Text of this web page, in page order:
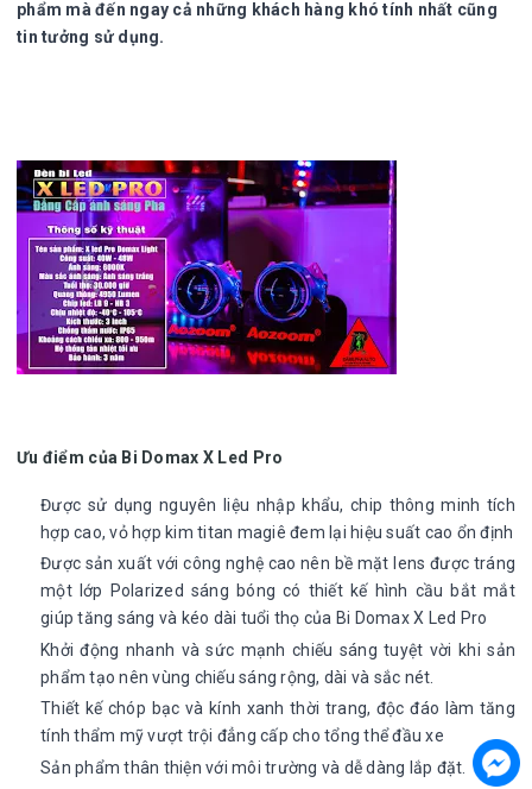
phẩm mà đến ngay cả những khách hàng khó tính nhất cũng
tin tưởng sử dụng.
Ưu điểm của Bi Domax X Led Pro
Được sử dụng nguyên liệu nhập khẩu, chip thông minh tích
hợp cao, vỏ hợp kim titan magiê đem lại hiệu suất cao ổn định
Được sản xuất với công nghệ cao nên bề mặt lens được tráng
một lớp Polarized sáng bóng có thiết kế hình cầu bắt mắt
giúp tăng sáng và kéo dài tuổi thọ của Bi Domax X Led Pro
Khởi động nhanh và sức mạnh chiếu sáng tuyệt vời khi sản
phẩm tạo nên vùng chiếu sáng rộng, dài và sắc nét.
Thiết kế chóp bạc và kính xanh thời trang, độc đáo làm tăng
tính thẩm mỹ vượt trội đẳng cấp cho tổng thể đầu xe
Sản phẩm thân thiện với môi trường và dễ dàng lắp đặt.